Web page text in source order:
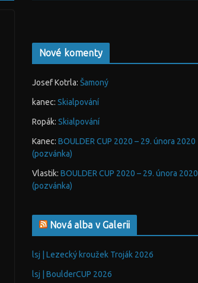
Nové komenty
Josef Kotrla: Šamoný
kanec: Skialpování
Ropák: Skialpování
Kanec: BOULDER CUP 2020 – 29. února 2020
(pozvánka)
Vlastik: BOULDER CUP 2020 – 29. února 2020
(pozvánka)
Nová alba v Galerii
lsj | Lezecký kroužek Troják 2026
lsj | BoulderCUP 2026